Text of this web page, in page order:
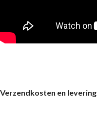
Verzendkosten en levering